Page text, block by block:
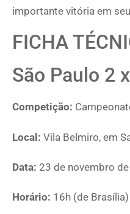
importante vitória em
FICHA
São Paulo 2
Competição:
Local: Vila Belmiro, em
Data: 23 de novembro
Horário: 16h (de Brasília)